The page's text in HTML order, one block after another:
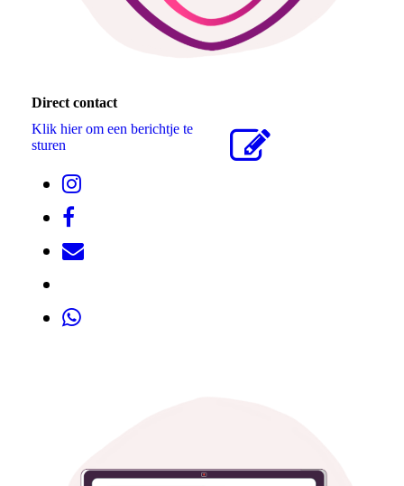
Direct contact
Klik hier om een berichtje te
sturen